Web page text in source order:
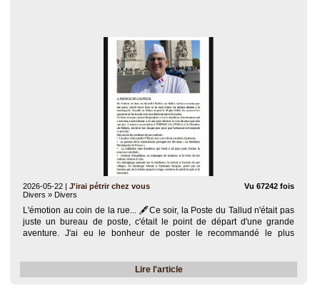
2026-05-22 J'irai pétrir chez vous
Vu 67242 fois
Divers » Divers
L'émotion au coin de la rue... 🖋️​Ce soir, la Poste du Tallud n'était pas
juste un bureau de poste, c'était le point de départ d'une grande
aventure. J'ai eu le bonheur de poster le recommandé le plus
Lire l'article